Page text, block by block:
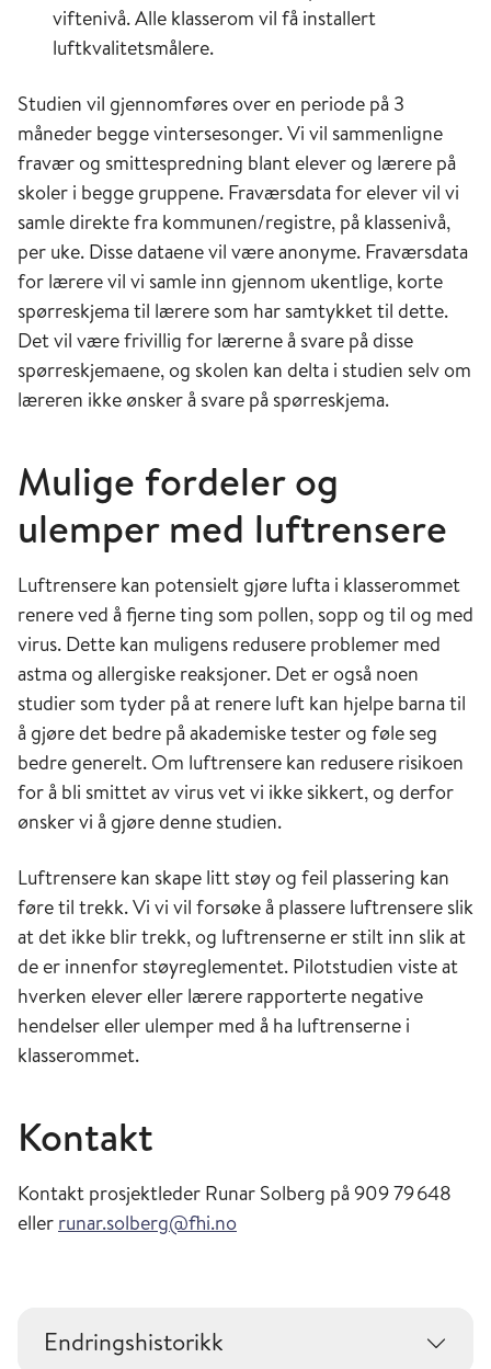
viftenivå. Alle klasserom vil få installert
luftkvalitetsmålere.
Studien vil gjennomføres over en periode på 3
måneder begge vintersesonger. Vi vil sammenligne
fravær og smittespredning blant elever og lærere på
skoler i begge gruppene. Fraværsdata for elever vil vi
samle direkte fra kommunen/registre, på klassenivå,
per uke. Disse dataene vil være anonyme. Fraværsdata
for lærere vil vi samle inn gjennom ukentlige, korte
spørreskjema til lærere som har samtykket til dette.
Det vil være frivillig for lærerne å svare på disse
spørreskjemaene, og skolen kan delta i studien selv om
læreren ikke ønsker å svare på spørreskjema.
Mulige fordeler og
ulemper med luftrensere
Luftrensere kan potensielt gjøre lufta i klasserommet
renere ved å fjerne ting som pollen, sopp og til og med
virus. Dette kan muligens redusere problemer med
astma og allergiske reaksjoner. Det er også noen
studier som tyder på at renere luft kan hjelpe barna til
å gjøre det bedre på akademiske tester og føle seg
bedre generelt. Om luftrensere kan redusere risikoen
for å bli smittet av virus vet vi ikke sikkert, og derfor
ønsker vi å gjøre denne studien.
Luftrensere kan skape litt støy og feil plassering kan
føre til trekk. Vi vi vil forsøke å plassere luftrensere slik
at det ikke blir trekk, og luftrenserne er stilt inn slik at
de er innenfor støyreglementet. Pilotstudien viste at
hverken elever eller lærere rapporterte negative
hendelser eller ulemper med å ha luftrenserne i
klasserommet.
Kontakt
Kontakt prosjektleder Runar Solberg på 909 79 648
eller runar.solberg@fhi.no
Endringshistorikk